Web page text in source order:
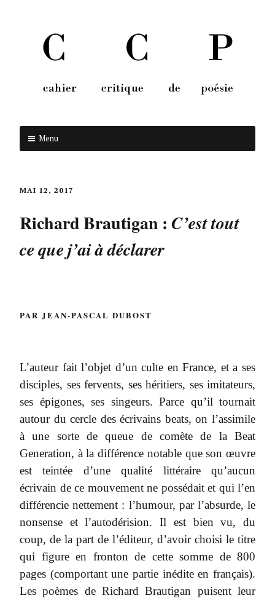
Menu
MAI 12, 2017
Richard Brautigan : C’est tout
ce que j’ai à déclarer
PAR JEAN-PASCAL DUBOST
L’auteur fait l’objet d’un culte en France, et a ses
disciples, ses fervents, ses héritiers, ses imitateurs,
ses épigones, ses singeurs. Parce qu’il tournait
autour du cercle des écrivains beats, on l’assimile
à une sorte de queue de comète de la Beat
Generation, à la différence notable que son œuvre
est teintée d’une qualité littéraire qu’aucun
écrivain de ce mouvement ne possédait et qui l’en
différencie nettement : l’humour, par l’absurde, le
nonsense et l’autodérision. Il est bien vu, du
coup, de la part de l’éditeur, d’avoir choisi le titre
qui figure en fronton de cette somme de 800
pages (comportant une partie inédite en français).
Les poèmes de Richard Brautigan puisent leur